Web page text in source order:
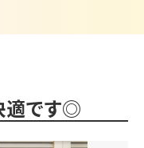
適です◎